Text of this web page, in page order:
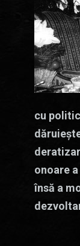
cu
onoare
însă a